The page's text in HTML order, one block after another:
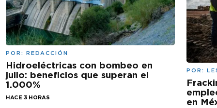
POR: REDACCIÓN
Hidroeléctricas con bombeo en
julio: beneficios que superan el
1.000%
HACE 3 HORAS
POR:
en